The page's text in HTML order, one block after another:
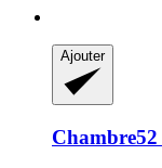
Ajouter
Chambre52